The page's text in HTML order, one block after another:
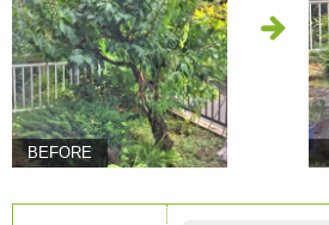
BEFORE